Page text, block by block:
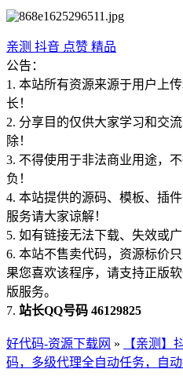
亲测 抖音 点赞 精品
公告：
1. 本站所有资源来源于用户上
长！
2. 分享目的仅供大家学习和交
除！
3. 不得使用于非法商业用途，
负！
4. 本站提供的源码、模板、插
服务请大家谅解！
5. 如有链接无法下载、失效或
6. 本站不售卖代码，资源标价
果您喜欢该程序，请支持正版
版服务。
7. 站长QQ号码 46129825
好代码-资源下载网 »
【亲测】
码，多级代理全自动任务，自